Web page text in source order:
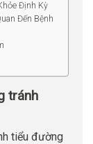
Định Kỳ
Đến Bệnh
tránh
tiểu đường